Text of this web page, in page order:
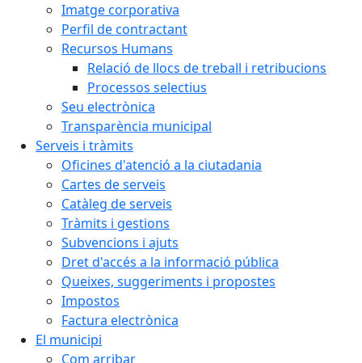
Imatge corporativa
Perfil de contractant
Recursos Humans
Relació de llocs de treball i retribucions
Processos selectius
Seu electrònica
Transparència municipal
Serveis i tràmits
Oficines d'atenció a la ciutadania
Cartes de serveis
Catàleg de serveis
Tràmits i gestions
Subvencions i ajuts
Dret d'accés a la informació pública
Queixes, suggeriments i propostes
Impostos
Factura electrònica
El municipi
Com arribar